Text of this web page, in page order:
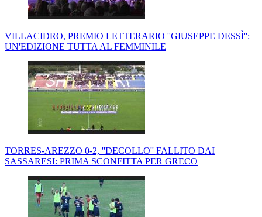
VILLACIDRO, PREMIO LETTERARIO ''GIUSEPPE DESSÌ'':
UN'EDIZIONE TUTTA AL FEMMINILE
TORRES-AREZZO 0-2, ''DECOLLO'' FALLITO DAI
SASSARESI: PRIMA SCONFITTA PER GRECO